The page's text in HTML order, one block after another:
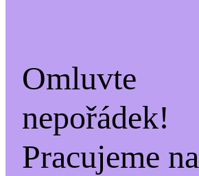
Omluvte
nepořádek!
Pracujeme na